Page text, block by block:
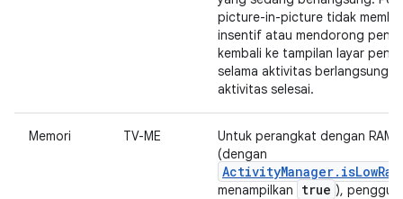
picture-in-picture tidak
insentif atau mendorong
kembali ke tampilan layar
selama aktivitas berlangsung
aktivitas selesai.
Memori TV-ME
Untuk perangkat dengan RAM
(dengan
menampilkan true ),